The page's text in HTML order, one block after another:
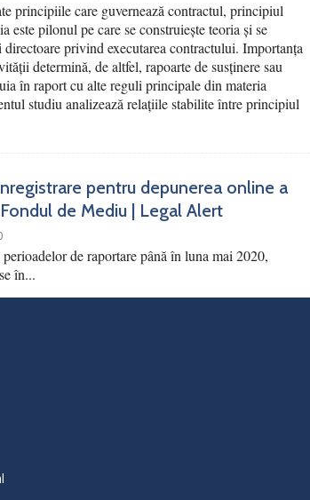
principiile care guvernează contractul, principiul
este pilonul pe care se construiește teoria și se
privind executarea contractului. Importanța
determină, de altfel, rapoarte de susținere sau
în raport cu alte reguli principale din materia
studiu analizează relațiile stabilite între principiul
pentru depunerea online a
de Mediu | Legal Alert
de raportare până în luna mai 2020,
în...